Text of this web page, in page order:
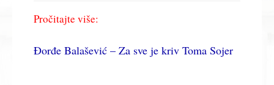
Pročitajte više:
Đorđe Balašević – Za sve je kriv Toma Sojer